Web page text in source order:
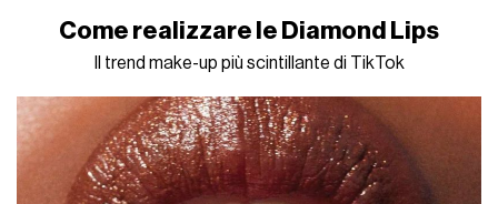
Come realizzare le Diamond Lips
Il trend make-up più scintillante di TikTok